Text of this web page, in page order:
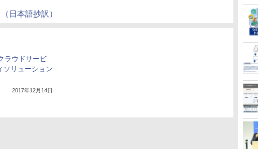
日本語抄訳）
ラウドサービ
ソリューション
2017年12月14日